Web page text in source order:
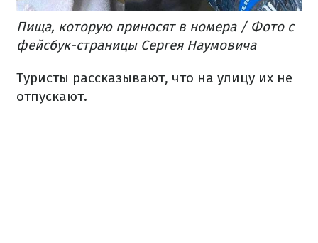
Пища, которую приносят в номера / Фото с
фейсбук-страницы Сергея Наумовича
Туристы рассказывают, что на улицу их не
отпускают.